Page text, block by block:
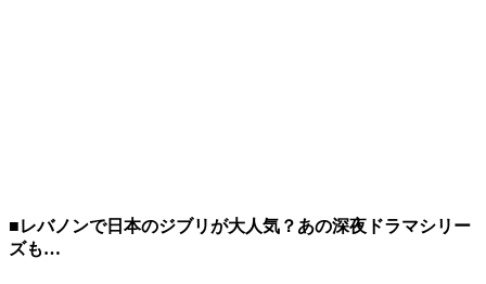
■レバノンで日本のジブリが大人気？あの深夜ドラマシリー
ズも…